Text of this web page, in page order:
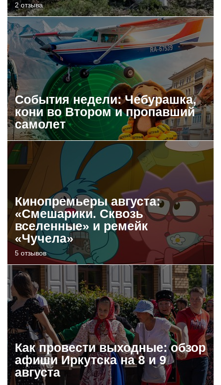
2 отзыва
События недели: Чебурашка,
кони во Втором и пропавший
самолет
Кинопремьеры августа:
«Смешарики. Сквозь
вселенные» и ремейк
«Чучела»
5 отзывов
Как провести выходные: обзор
афиши Иркутска на 8 и 9
августа